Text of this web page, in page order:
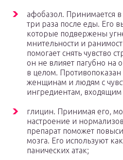
афобазол. Принимается
три раза после еды. Его
которые подвержены
мнительности и
помогает снять чувство
он не влияет пагубно на
в целом.
женщинам и людям с
ингредиентам, входящим
глицин. Принимая его,
настроение и
препарат поможет
мозга. Его используют
панических атак;